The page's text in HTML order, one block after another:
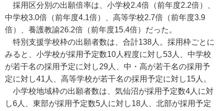
採用区分別の出願倍率は、小学校2.4倍（前年度2.2倍）、
中学校3.0倍（前年度4.1倍）、高等学校2.7倍（前年度3.9
倍）、養護教諭26.2倍（前年度15.4倍）だった。
特別支援学校枠の出願者数は、合計138人。採用枠ごとに
みると、小学校が採用予定数10人程度に対し53人、中学校
が若干名の採用予定に対し29人、中・高が若干名の採用予
定に対し41人、高等学校が若干名の採用予定に対し15人。
小学校地域枠の出願者数は、気仙沼が採用予定数4人に対
し6人、東部が採用予定数5人に対し18人、北部が採用予定